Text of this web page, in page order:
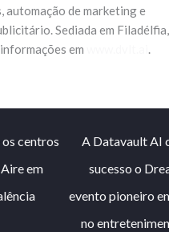
automação de marketing e
Sediada em Filadélfia,
em
.
centros
em
A Datavault AI
sucesso o
evento pioneiro
no